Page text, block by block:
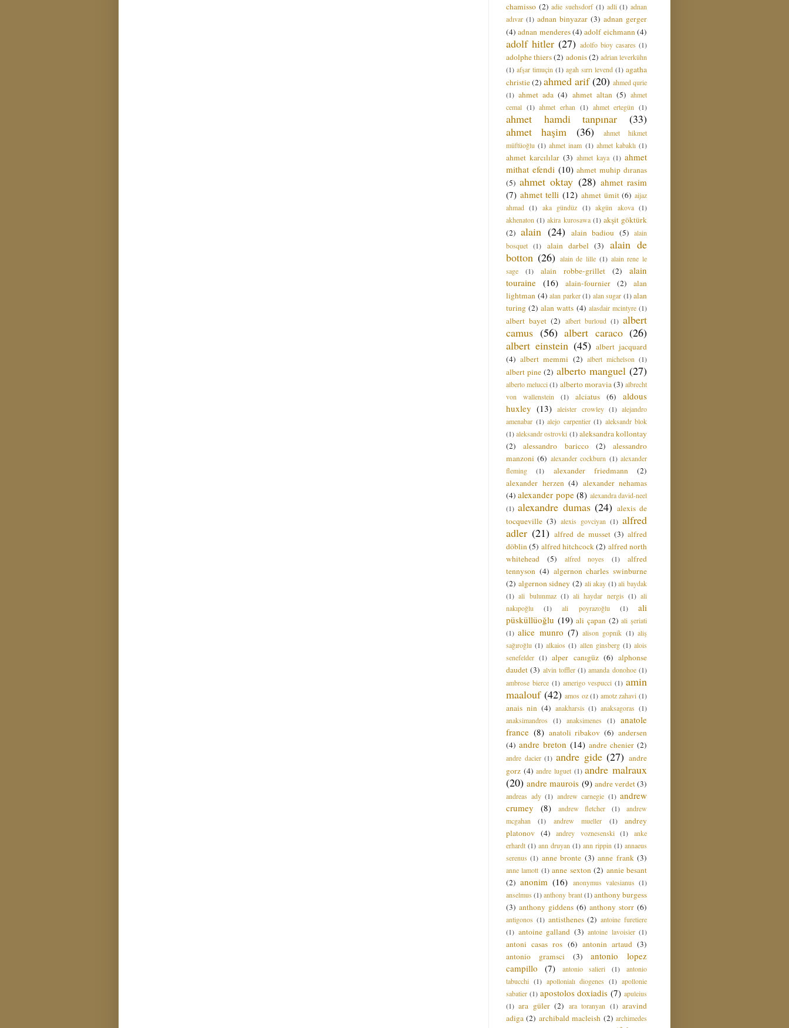
chamisso (2) adie suehsdorf (1) adli (1) adnan
adıvar (1) adnan binyazar (3) adnan gerger
(4) adnan menderes(4) adolf eichmann (4)
adolf hitler (27) adolfo bioy casares (1)
adolphe thiers(2) adonis(2) adrian leverkühn
(1) afşar timuçin (1) agah sırrı levend (1) agatha
christie(2) ahmed arif (20) ahmed qurie
(1) ahmet ada (4) ahmet altan (5) ahmet
cemal (1) ahmet erhan (1) ahmet ertegün (1)
ahmet hamdi tanpınar
(33)
ahmet haşim
(36)
ahmet hikmet
müftüoğlu (1) ahmet inam (1) ahmet kabaklı (1)
ahmet karcılılar (3) ahmet kaya (1) ahmet
mithat efendi (10) ahmet muhip dıranas
(5) ahmet oktay (28) ahmet rasim
(7) ahmet telli (12) ahmet ümit (6) aijaz
ahmad (1) aka gündüz (1) akgün akova (1)
akhenaton (1) akira kurosawa (1) akşit göktürk
(2) alain (24) alain badiou (5) alain
bosquet (1) alain darbel (3)
alain de
botton (26) alain de lille (1) alain rene le
sage
(1) alain robbe-grillet (2)
alain
touraine (16) alain-fournier (2)
alan
lightman (4) alan parker (1) alan sugar (1) alan
turing (2) alan watts (4) alasdair mcintyre (1)
albert bayet (2) albert burloud (1) albert
camus (56) albert caraco (26)
albert einstein (45) albert jacquard
(4) albert memmi (2) albert michelson (1)
albert pine (2) alberto manguel (27)
alberto melucci (1) alberto moravia (3) albrecht
von wallenstein
(1) alciatus (6)
aldous
huxley (13) aleister crowley (1) alejandro
amenabar (1) alejo carpentier (1) aleksandr blok
(1) aleksandr ostrovki (1) aleksandra kollontay
(2)
alessandro baricco (2)
alessandro
manzoni (6) alexander cockburn (1) alexander
fleming
(1) alexander friedmann
(2)
alexander herzen (4) alexander nehamas
(4) alexander pope (8) alexandra david-neel
(1) alexandre dumas (24) alexis de
tocqueville (3) alexis govciyan (1) alfred
adler (21) alfred de musset (3) alfred
döblin (5) alfred hitchcock(2) alfred north
whitehead
(5) alfred noyes (1)
alfred
tennyson (4) algernon charles swinburne
(2) algernon sidney (2) ali akay (1) ali baydak
(1) ali bulunmaz (1) ali haydar nergis (1) ali
nakıpoğlu
(1) ali poyrazoğlu (1)
ali
püsküllüoğlu (19) ali çapan (2) ali şeriati
(1) alice munro (7) alison gopnik (1) aliş
sağıroğlu (1) alkaios (1) allen ginsberg (1) alois
senefelder (1) alper canıgüz (6) alphonse
daudet (3) alvin toffler (1) amanda donohoe (1)
ambrose bierce (1) amerigo vespucci (1) amin
maalouf (42) amos oz (1) amotz zahavi (1)
anais nin (4) anakharsis (1) anaksagoras (1)
anaksimandros
(1) anaksimenes (1) anatole
france (8) anatoli ribakov (6) andersen
(4) andre breton (14) andre chenier (2)
andre dacier (1) andre gide (27) andre
gorz (4) andre luguet (1) andre malraux
(20) andre maurois (9) andre verdet(3)
andreas ady (1) andrew carnegie (1) andrew
crumey
(8) andrew fletcher (1)
andrew
mcgahan
(1) andrew mueller (1)
andrey
platonov (4) andrey voznesenski (1)
anke
erhardt (1) ann druyan (1) ann rippin (1) annaeus
serenus (1) anne bronte (3) anne frank (3)
anne lamott (1) anne sexton (2) annie besant
(2) anonim (16) anonymus valesianus (1)
anselmus (1) anthony brant (1) anthony burgess
(3) anthony giddens (6) anthony storr (6)
antigonos (1) antisthenes (2) antoine furetiere
(1) antoine galland (3) antoine lavoisier (1)
antoni casas ros (6) antonin artaud (3)
antonio gramsci
(3)
antonio lopez
campillo
(7) antonio salieri (1)
antonio
tabucchi (1) apollonialı diogenes (1) apollonie
sabatier (1) apostolos doxiadis (7) apuleius
(1) ara güler (2) ara toranyan (1) aravind
adiga (2) archibald macleish (2) archimedes